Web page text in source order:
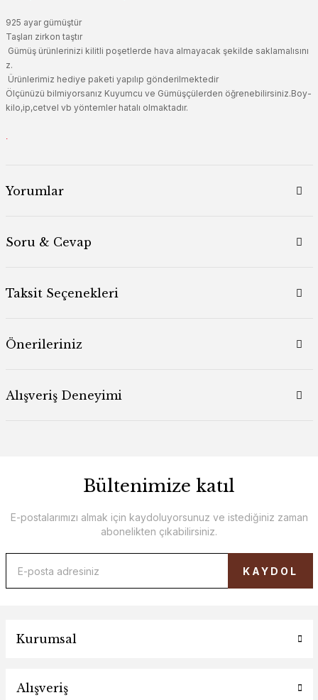
925 ayar gümüştür
Taşları zirkon taştır
Gümüş ürünlerinizi kilitli poşetlerde hava almayacak şekilde saklamalısını
z.
Ürünlerimiz hediye paketi yapılıp gönderilmektedir
Ölçünüzü bilmiyorsanız Kuyumcu ve Gümüşçülerden öğrenebilirsiniz.Boy-
kilo,ip,cetvel vb yöntemler hatalı olmaktadır.
.
Yorumlar
Soru & Cevap
Taksit Seçenekleri
Önerileriniz
Alışveriş Deneyimi
Bültenimize katıl
E-postalarımızı almak için kaydoluyorsunuz ve istediğiniz zaman
abonelikten çıkabilirsiniz.
KAYDOL
Kurumsal
Alışveriş